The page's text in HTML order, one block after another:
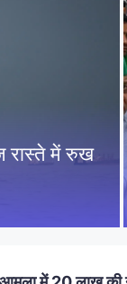
रास्ते में रुख